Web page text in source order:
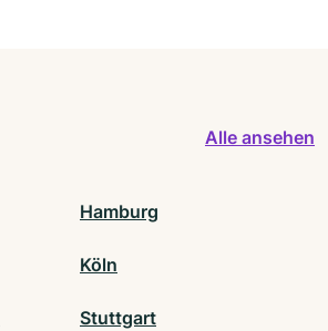
Alle ansehen
Hamburg
Köln
Stuttgart